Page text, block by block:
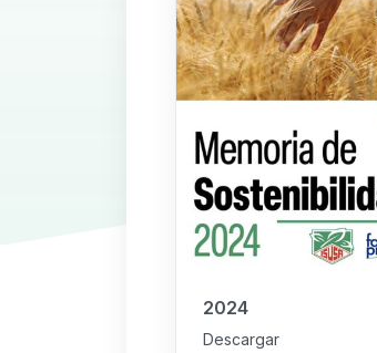
2024
Descargar